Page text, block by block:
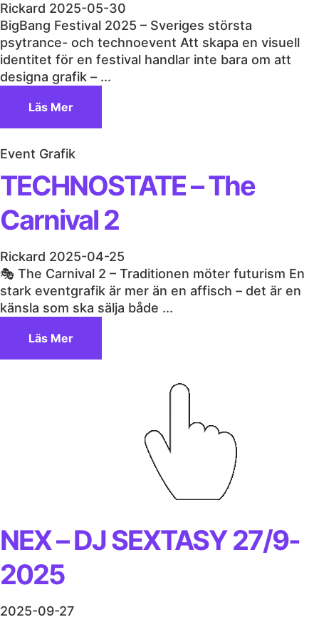
Rickard 2025-05-30
BigBang Festival 2025 – Sveriges största
psytrance- och technoevent Att skapa en visuell
identitet för en festival handlar inte bara om att
designa grafik – ...
Läs Mer
Event Grafik
TECHNOSTATE – The
Carnival 2
Rickard 2025-04-25
🎭 The Carnival 2 – Traditionen möter futurism En
stark eventgrafik är mer än en affisch – det är en
känsla som ska sälja både ...
Läs Mer
NEX – DJ SEXTASY 27/9-
2025
2025-09-27